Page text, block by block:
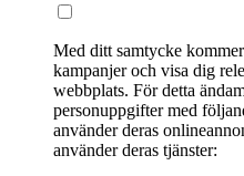
Med ditt samtycke
kampanjer och visa dig
webbplats. För detta
personuppgifter med
använder deras
använder deras tjänster: